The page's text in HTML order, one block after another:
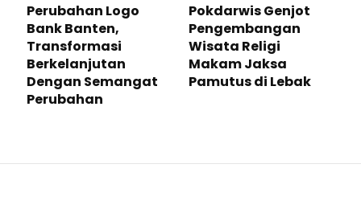
Perubahan Logo
Bank Banten,
Transformasi
Berkelanjutan
Dengan Semangat
Perubahan
Pokdarwis Genjot
Pengembangan
Wisata Religi
Makam Jaksa
Pamutus di Lebak